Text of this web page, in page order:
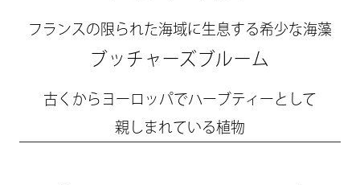
フランスの限られた海域に生息する希少な海藻
ブッチャーズブルーム
古くからヨーロッパでハーブティーとして
親しまれている植物